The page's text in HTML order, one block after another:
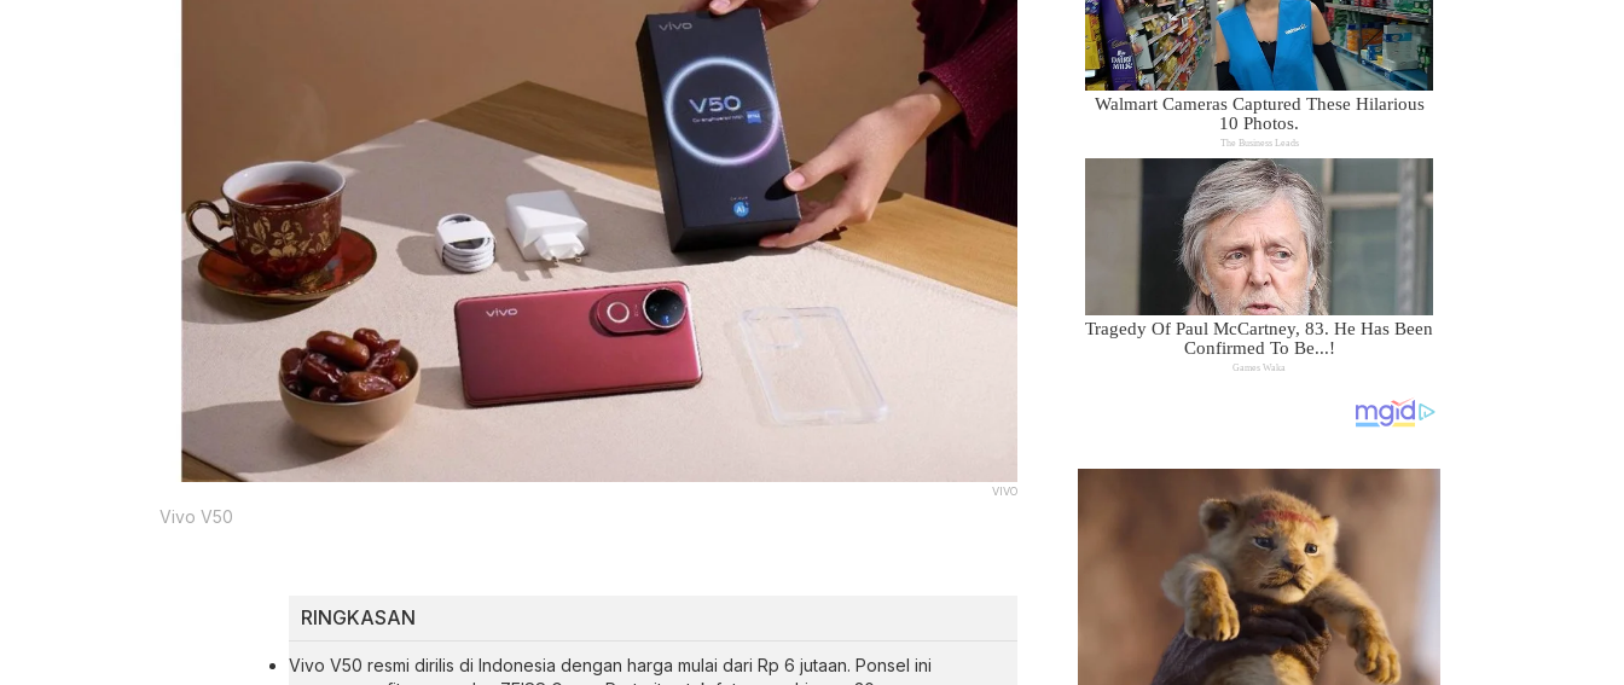
VIVO
Vivo V50
RINGKASAN
Vivo V50 resmi dirilis di Indonesia dengan harga mulai dari Rp 6 jutaan. Ponsel ini